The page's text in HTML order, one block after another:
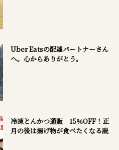
Uber Eatsの配達パートナーさん
へ。心からありがとう。
冷凍とんかつ通販 15％OFF！正
月の後は揚げ物が食べたくなる説